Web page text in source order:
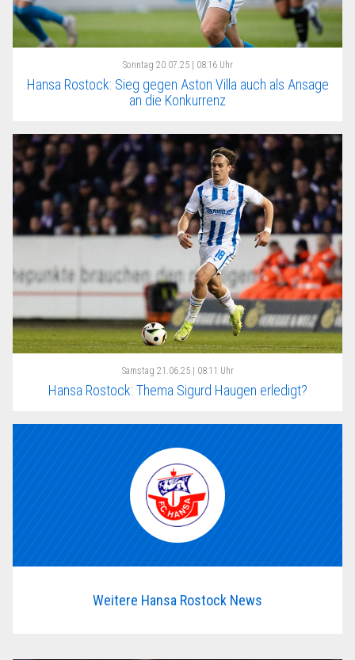
Sonntag 20.07.25 | 08:16 Uhr
Hansa Rostock: Sieg gegen Aston Villa auch als Ansage
an die Konkurrenz
Samstag 21.06.25 | 08:11 Uhr
Hansa Rostock: Thema Sigurd Haugen erledigt?
Weitere Hansa Rostock News